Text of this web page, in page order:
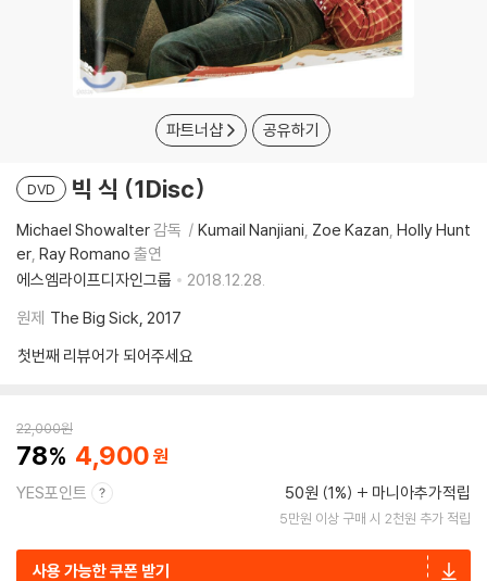
파트너샵 공유하기
DVD 빅 식 (1Disc)
Michael Showalter감독 Kumail Nanjiani Zoe Kazan Holly Hunt
er Ray Romano 출연
에스엠라이프디자인그룹
2018.12.28.
원제 The Big Sick, 2017
첫번째 리뷰어가 되어주세요
22,000원
78 4,900
YES포인트 50원 (1%) 마니아추가적립
5만원 이상 구매 시 2천원 추가 적립
사용 가능한 쿠폰 받기